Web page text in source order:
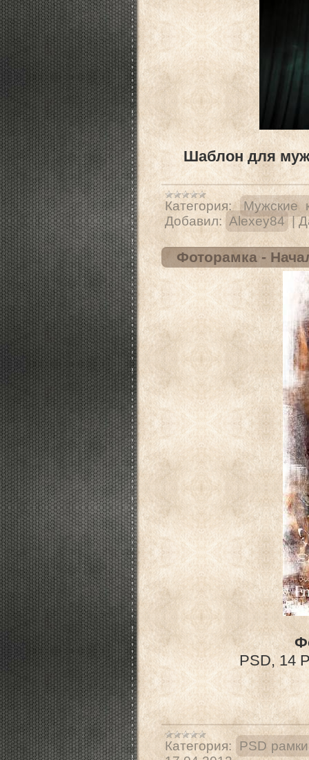
Шаблон для
Категория:
Мужские
Добавил: Alexey84 |
Фоторамка -
PSD, 14
Категория:
PSD